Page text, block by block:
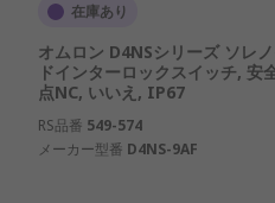
在庫あり
オムロン D4NSシリーズ ソレ
ドインターロックスイッチ, 安
点NC, いいえ, IP67
RS品番 549-574
メーカー型番 D4NS-9AF